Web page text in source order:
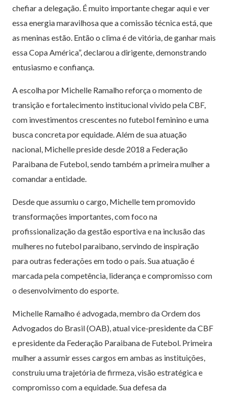
chefiar a delegação. É muito importante chegar aqui e ver
essa energia maravilhosa que a comissão técnica está, que
as meninas estão. Então o clima é de vitória, de ganhar mais
essa Copa América”, declarou a dirigente, demonstrando
entusiasmo e confiança.
A escolha por Michelle Ramalho reforça o momento de
transição e fortalecimento institucional vivido pela CBF,
com investimentos crescentes no futebol feminino e uma
busca concreta por equidade. Além de sua atuação
nacional, Michelle preside desde 2018 a Federação
Paraibana de Futebol, sendo também a primeira mulher a
comandar a entidade.
Desde que assumiu o cargo, Michelle tem promovido
transformações importantes, com foco na
profissionalização da gestão esportiva e na inclusão das
mulheres no futebol paraibano, servindo de inspiração
para outras federações em todo o país. Sua atuação é
marcada pela competência, liderança e compromisso com
o desenvolvimento do esporte.
Michelle Ramalho é advogada, membro da Ordem dos
Advogados do Brasil (OAB), atual vice-presidente da CBF
e presidente da Federação Paraibana de Futebol. Primeira
mulher a assumir esses cargos em ambas as instituições,
construiu uma trajetória de firmeza, visão estratégica e
compromisso com a equidade. Sua defesa da